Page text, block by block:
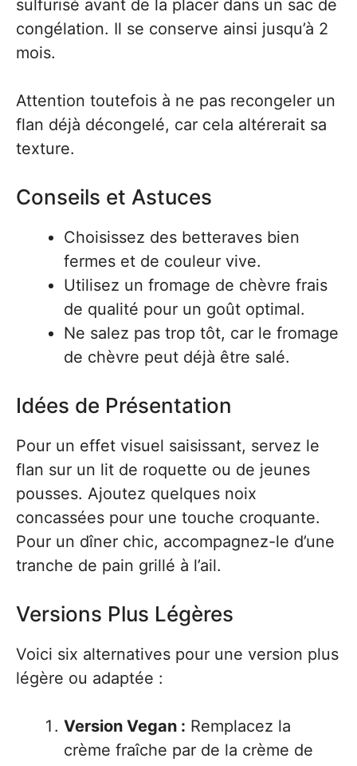
sulfurisé avant de la placer dans un sac de
congélation. Il se conserve ainsi jusqu’à 2
mois.
Attention toutefois à ne pas recongeler un
flan déjà décongelé, car cela altérerait sa
texture.
Conseils et Astuces
Choisissez des betteraves bien
fermes et de couleur vive.
Utilisez un fromage de chèvre frais
de qualité pour un goût optimal.
Ne salez pas trop tôt, car le fromage
de chèvre peut déjà être salé.
Idées de Présentation
Pour un effet visuel saisissant, servez le
flan sur un lit de roquette ou de jeunes
pousses. Ajoutez quelques noix
concassées pour une touche croquante.
Pour un dîner chic, accompagnez-le d’une
tranche de pain grillé à l’ail.
Versions Plus Légères
Voici six alternatives pour une version plus
légère ou adaptée :
Version Vegan : Remplacez la
crème fraîche par de la crème de